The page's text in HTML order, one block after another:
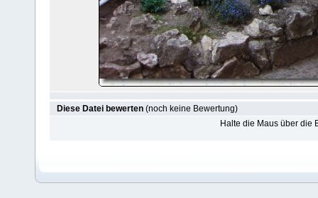
Diese Datei bewerten (noch keine Bewertung)
Halte die Maus über die